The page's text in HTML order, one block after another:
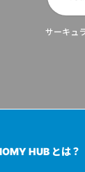
サーキュ
HUB とは？